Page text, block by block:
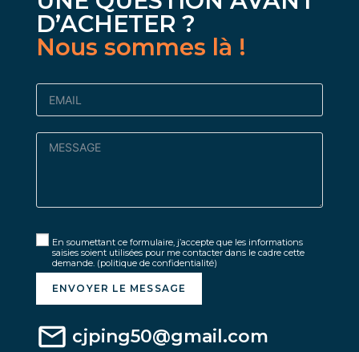
D’ACHETER ?
Nous sommes là !
En soumettant ce formulaire, j’accepte que les informations
saisies soient utilisées pour me contacter dans le cadre cette
demande. (politique de confidentialité)
ENVOYER LE MESSAGE
cjping50@gmail.com